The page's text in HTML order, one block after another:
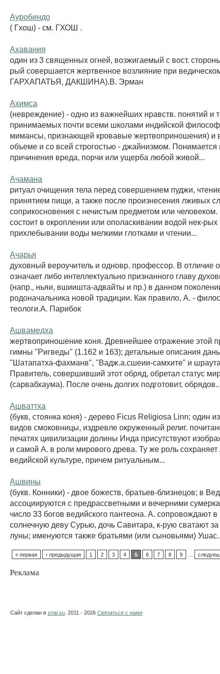
Ауробиндо
( Гхош) - см. ГХОШ .
Ахавания
один из 3 священных огней, возжигаемый с вост.
рый совершается жертвенное возлияние при
ГАРХАПАТЬЯ, ДАКШИНА).В. Эрман
Ахимса
(невреждение) - одно из важнейших нравств. понятий и
принимаемых почти всеми школами индийской
мимансы, признающей кровавые жертвоприношения) и
объеме и со всей строгостью - джайнизмом. Понимается
причинения вреда, порчи или ущерба любой живой...
Ачамана
ритуал очищения тела перед совершением пуджи,
принятием пищи, а также после произнесения лживых
соприкосновения с нечистым предметом или человеком.
состоит в окроплении или ополаскивании водой нек-рых
прихлебывании воды мелкими глотками и чтении...
Ачарья
духовный вероучитель и одновр. профессор. В отличие
означает либо интеллектуально признанного главу
(напр., ньяи, вшиишта-адвайты и пр.) в данном
родоначальника новой традиции. Как правило, А. -
теологи.А. Парибок
Ашвамедха
жертвоприношение коня. Древнейшее отражение этой
гимны "Ригведы" (1.162 и 163); детальные описания
"Шатапатха-фахманв", "Вадж.а.сшеии-самхите" и
Правитель, совершивший этот обряд, обретал статус
(сарвабхаума). После очень долгих подготовит,
Ашваттха
(букв, стоянка коня) - дерево Ficus Religiosa Linn; один
видов смоковницы, издревле окруженный религ.
печатях цивилизации долины Инда присутствуют
и самой А. в роли мирового древа. Ту же роль сохраняет
ведийской культуре, причем ритуальным...
Ашвины
(букв. Конники) - двое божеств, братьев-близнецов; в
ассоциируются с предрассветными и вечерними
число 33 богов ведийского пантеона. А. сопровождают в
солнечную деву Сурью, дочь Савитара, к-рую сватают
луны; именуются также братьями (или сыновьями)
« первая ‹ предыдущая 1 2 3 4 5 6 7 8 9
Реклама
Сайт сделан в znai.su . 2011 - 2026 Связаться с нами